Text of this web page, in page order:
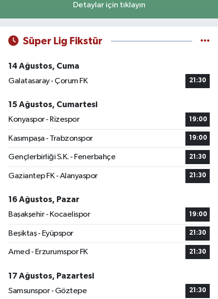
Detaylar için tıklayın
Süper Lig Fikstür
14 Ağustos, Cuma
Galatasaray - Çorum FK
21:30
15 Ağustos, Cumartesi
Konyaspor - Rizespor
19:00
Kasımpaşa - Trabzonspor 19:00
Gençlerbirliği S.K. - Fenerbahçe 21:30
Gaziantep FK - Alanyaspor 21:30
16 Ağustos, Pazar
Başakşehir - Kocaelispor
19:00
Beşiktaş - Eyüpspor 21:30
Amed - Erzurumspor FK 21:30
17 Ağustos, Pazartesi
Samsunspor - Göztepe
21:30